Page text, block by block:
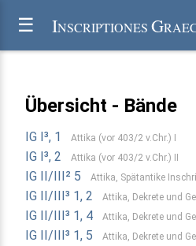
☰ INSCRIPTIONES G
Übersicht - Bände
IG I³, 1 Attika (vor 403/2 v.Chr.) I
IG I³, 2 Attika (vor 403/2 v.Chr.) II
IG II/III² 5 Attika, Spätantike
IG II/III³ 1, 2 Attika, Dekrete und
IG II/III³ 1, 4 Attika, Dekrete und
IG II/III³ 1, 5 Attika, Dekrete und